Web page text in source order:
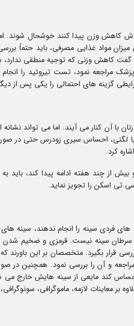
مواد غذایی مصرفی، باید حتماً
گفت کاهش وزنی که توجیه منطقی
مراجعه نمود، تست تیروئید را
گزینه های احتمالی را یکی پس
با آن کنار می آیند. اما می تواند نشانه
لگنی، احساس سیری زودرس حتی در
کرد.
از چند هفته ادامه پیدا کند، باید
اسکن را تجویز نماید.
فردی سینه را انجام ندهند، سینه
سرطان سینه نیست. قرمزی و ضخیم شدن
بررسی قرار بگیرد. متخصصان بر این
و آن را بررسی نمود. همچنین
کند مایعی از سینه هایش خارج می
بر معاینات لازمه، ماموگرافی،